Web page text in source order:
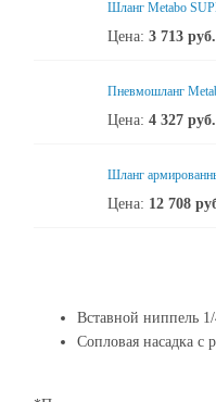
Шланг Metabo
Цена: 3 713 руб.
Пневмошланг
Цена: 4 327 руб.
Шланг
Цена: 12 708
Вставной ниппель
Сопловая насадка с